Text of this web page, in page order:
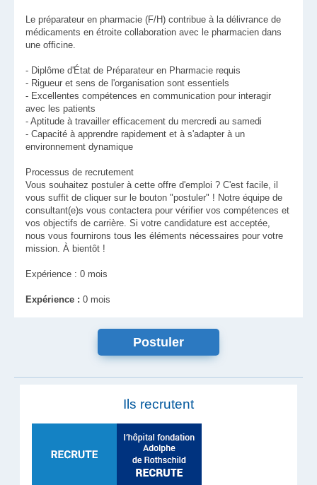
Le préparateur en pharmacie (F/H) contribue à la délivrance de
médicaments en étroite collaboration avec le pharmacien dans
une officine.
- Diplôme d'État de Préparateur en Pharmacie requis
- Rigueur et sens de l'organisation sont essentiels
- Excellentes compétences en communication pour interagir
avec les patients
- Aptitude à travailler efficacement du mercredi au samedi
- Capacité à apprendre rapidement et à s'adapter à un
environnement dynamique
Processus de recrutement
Vous souhaitez postuler à cette offre d'emploi ? C'est facile, il
vous suffit de cliquer sur le bouton "postuler" ! Notre équipe de
consultant(e)s vous contactera pour vérifier vos compétences et
vos objectifs de carrière. Si votre candidature est acceptée,
nous vous fournirons tous les éléments nécessaires pour votre
mission. À bientôt !
Expérience : 0 mois
Expérience : 0 mois
Ils recrutent